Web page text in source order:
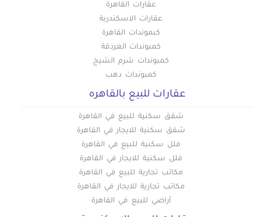
عقارات القاهرة
عقارات الاسكندرية
كبموندات القاهرة
كمبوندات الغردقة
كمبوندات شرم الشيخ
كمبوندات دهب
عقارات للبيع بالقاهره
شقق سكنية للبيع في القاهرة
شقق سكنية للايجار في القاهرة
فلل سكنية للبيع في القاهرة
فلل سكنية للايجار في القاهرة
مكاتب تجارية للبيع في القاهرة
مكاتب تجارية للايجار في القاهرة
أراضي للبيع في القاهرة